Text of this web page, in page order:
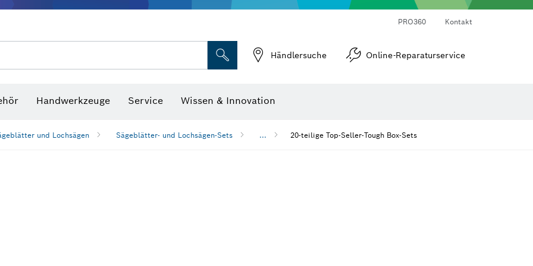
PRO360 Kontakt
Händlersuche Online-Reparaturservice
Handwerkzeuge Service Wissen & Innovation
und Lochsägen Sägeblätter- und Lochsägen-Sets ... 20-teilige Top-Seller-Tough Box-Sets